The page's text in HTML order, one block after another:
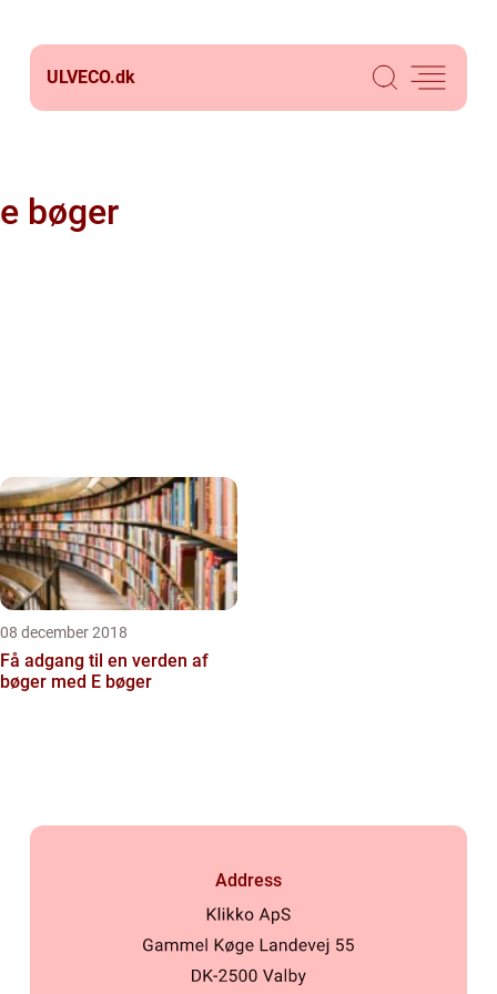
ULVECO.dk
e bøger
08 december 2018
Få adgang til en verden af
bøger med E bøger
Address